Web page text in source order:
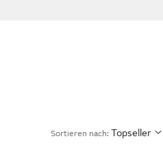
Sortieren nach: Topseller